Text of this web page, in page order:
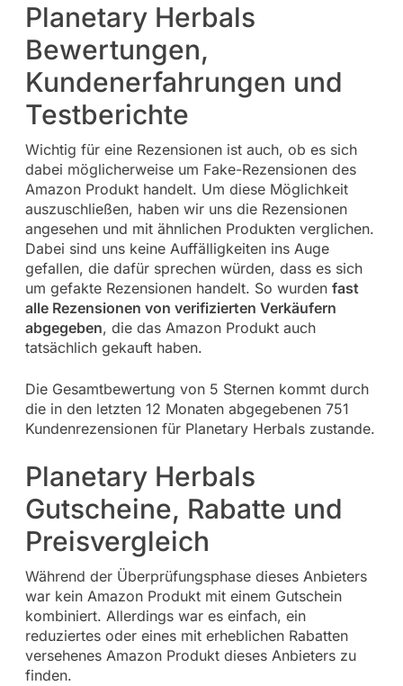
Planetary Herbals
Bewertungen,
Kundenerfahrungen und
Testberichte
Wichtig für eine Rezensionen ist auch, ob es sich
dabei möglicherweise um Fake-Rezensionen des
Amazon Produkt handelt. Um diese Möglichkeit
auszuschließen, haben wir uns die Rezensionen
angesehen und mit ähnlichen Produkten verglichen.
Dabei sind uns keine Auffälligkeiten ins Auge
gefallen, die dafür sprechen würden, dass es sich
um gefakte Rezensionen handelt. So wurden fast
alle Rezensionen von verifizierten Verkäufern
abgegeben, die das Amazon Produkt auch
tatsächlich gekauft haben.
Die Gesamtbewertung von 5 Sternen kommt durch
die in den letzten 12 Monaten abgegebenen 751
Kundenrezensionen für Planetary Herbals zustande.
Planetary Herbals
Gutscheine, Rabatte und
Preisvergleich
Während der Überprüfungsphase dieses Anbieters
war kein Amazon Produkt mit einem Gutschein
kombiniert. Allerdings war es einfach, ein
reduziertes oder eines mit erheblichen Rabatten
versehenes Amazon Produkt dieses Anbieters zu
finden.